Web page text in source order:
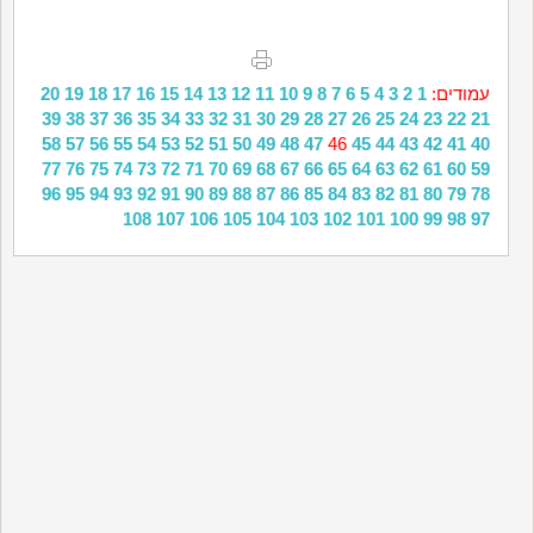
עמודים: 1
2
3
4
5
6
7
8
9
10
11
12
13
14
15
16
17
18
19
20
21
22
23
24
25
26
27
28
29
30
31
32
33
34
35
36
37
38
39
40
41
42
43
44
45
46
47
48
49
50
51
52
53
54
55
56
57
58
59
60
61
62
63
64
65
66
67
68
69
70
71
72
73
74
75
76
77
78
79
80
81
82
83
84
85
86
87
88
89
90
91
92
93
94
95
96
97
98
99
100
101
102
103
104
105
106
107
108